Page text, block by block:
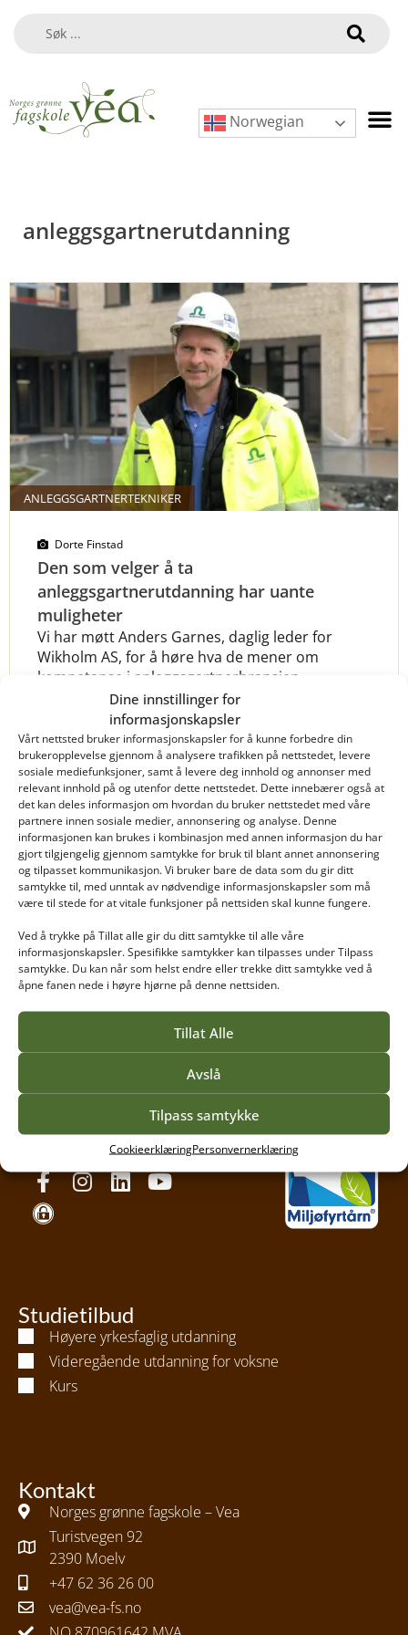
Dine innstillinger for
informasjonskapsler
Vårt nettsted bruker informasjonskapsler for å kunne forbedre din
brukeropplevelse gjennom å analysere trafikken på nettstedet, levere
sosiale mediefunksjoner, samt å levere deg innhold og annonser med
relevant innhold på og utenfor dette nettstedet. Dette innebærer også at
det kan deles informasjon om hvordan du bruker nettstedet med våre
partnere innen sosiale medier, annonsering og analyse. Denne
informasjonen kan brukes i kombinasjon med annen informasjon du har
gjort tilgjengelig gjennom samtykke for bruk til blant annet annonsering
og tilpasset kommunikasjon. Vi bruker bare de data som du gir ditt
samtykke til, med unntak av nødvendige informasjonskapsler som må
være til stede for at vitale funksjoner på nettsiden skal kunne fungere.
Ved å trykke på Tillat alle gir du ditt samtykke til alle våre
informasjonskapsler. Spesifikke samtykker kan tilpasses under Tilpass
samtykke. Du kan når som helst endre eller trekke ditt samtykke ved å
åpne fanen nede i høyre hjørne på denne nettsiden.
Tillat Alle
Avslå
Tilpass samtykke
CookieerklæringPersonvernerklæring
Norwegian
anleggsgartnerutdanning
ANLEGGSGARTNERTEKNIKER
Dorte Finstad
Den som velger å ta
anleggsgartnerutdanning har uante
muligheter
Vi har møtt Anders Garnes, daglig leder for
Wikholm AS, for å høre hva de mener om
kompetanse i anleggsgartnerbransjen.
Les mer
Vea tilbyr høyere yrkesfaglig utdanning for gartnere,
anleggsgartnere, blomsterdekoratører og mange
andre håndverksfag. Vi har studenter som ønsker
spesialkompetanse og utvikling innen sitt fagområde
og derfor tilbyr vi fleksible utdanninger.
Personvernerklæring
Tilgjengelighetserklæring
Studietilbud
Høyere yrkesfaglig utdanning
Videregående utdanning for voksne
Kurs
Kontakt
Norges grønne fagskole – Vea
Turistvegen 92
2390 Moelv
+47 62 36 26 00
vea@vea-fs.no